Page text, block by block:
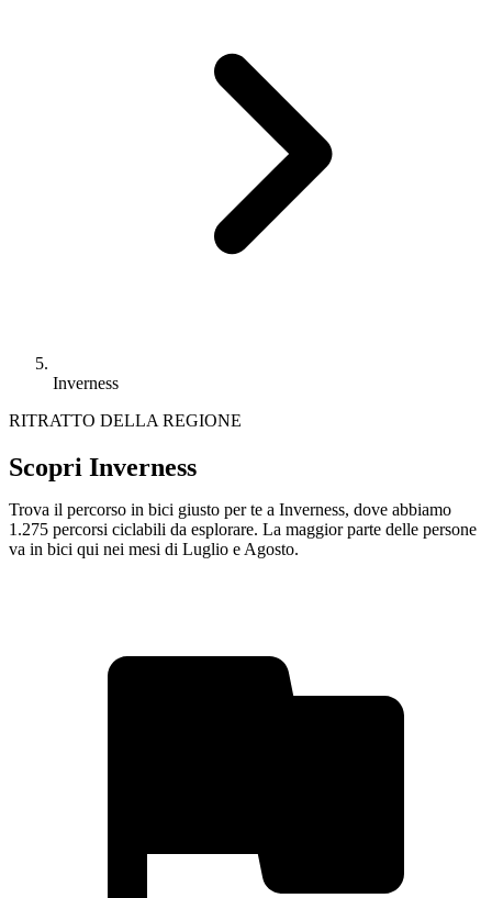
Inverness
RITRATTO DELLA REGIONE
Scopri Inverness
Trova il percorso in bici giusto per te a Inverness, dove abbiamo
1.275 percorsi ciclabili da esplorare. La maggior parte delle persone
va in bici qui nei mesi di Luglio e Agosto.